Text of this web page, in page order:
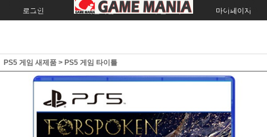
로그인 회원가입 주문조회 마이페이지
PS5 게임 새제품 > PS5 게임 타이틀